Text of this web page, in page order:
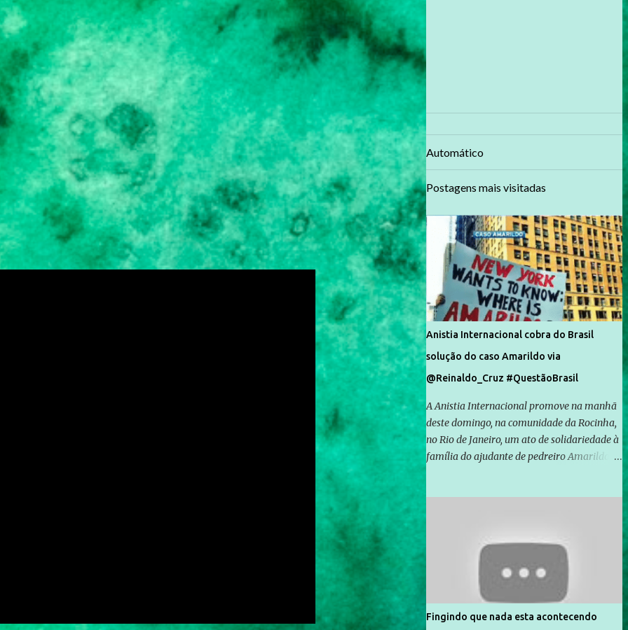
Automático
Postagens mais visitadas
Anistia Internacional cobra do Brasil
solução do caso Amarildo via
@Reinaldo_Cruz #QuestãoBrasil
A Anistia Internacional promove na manhã
deste domingo, na comunidade da Rocinha,
no Rio de Janeiro, um ato de solidariedade à
família do ajudante de pedreiro Amarildo de
Rocinha. A assessora de Direitos Humanos
da Anistia Internacional, Renata Neder, disse
à Agência Brasil que ações e atividades de
mobilização são feitas normalmente pela
organização não governamental. As ações
de solidariedade são promovidas em apoio
Fingindo que nada esta acontecendo